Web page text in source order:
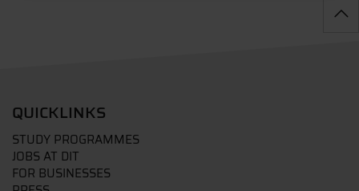
QUICKLINKS
STUDY PROGRAMMES
JOBS AT DIT
FOR BUSINESSES